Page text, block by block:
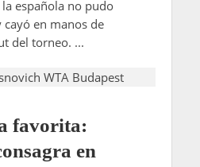
española no pudo
en manos de
del torneo. ...
favorita:
en